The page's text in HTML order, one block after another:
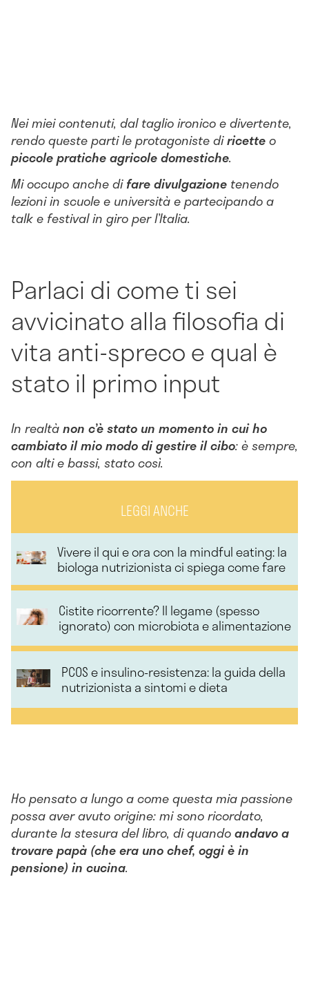
Nei miei contenuti, dal taglio ironico e divertente,
rendo queste parti le protagoniste diricetteo
piccole pratiche agricole domestiche.
Mi occupo anche difare divulgazione tenendo
lezioni in scuole e università e partecipando a
talk e festival in giro per l’Italia.
Parlaci di come ti sei
avvicinato alla filosofia di
vita anti-spreco e qual è
stato il primo input
In realtànon c’è stato un momento in cui ho
cambiato il mio modo di gestire il cibo: è sempre,
con alti e bassi, stato così.
LEGGI ANCHE
Vivere il qui e ora con la mindful eating: la
biologa nutrizionista ci spiega come fare
Cistite ricorrente? Il legame (spesso
ignorato) con microbiota e alimentazione
PCOS e insulino-resistenza: la guida della
nutrizionista a sintomi e dieta
Ho pensato a lungo a come questa mia passione
possa aver avuto origine: mi sono ricordato,
durante la stesura del libro, di quandoandavo a
trovare papà (che era uno chef, oggi è in
pensione) in cucina.